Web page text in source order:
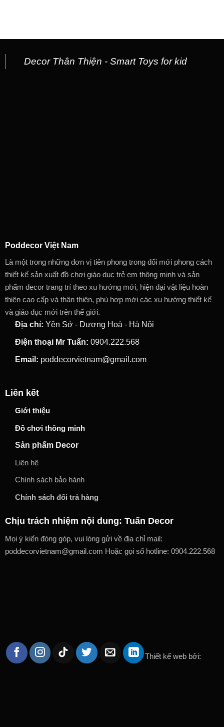
Decor Thân Thiện - Smart Toys for kid
Poddecor Việt Nam
Là một trong những đơn vị tiên phong trong đổi mới phong cách
thiết kế sản xuất đồ chơi giáo dục trẻ em thông minh và sản
phẩm decor trang trí theo xu hướng mới, hiện đại vật liệu hoàn
thiện cao cấp và thân thiện, phù hợp mới các xu hướng thiết kế
và giáo dục mới trên thế giới.
Địa chỉ: Yên Sở - Dương Hoà - Hà Nội
Điện thoại Mr Tuấn: 0904.222.568
Email: poddecorvietnam@gmail.com
Liên kết
Giới thiệu
Đồ chơi thông minh
Sản phẩm Decor
Liên hệ
Chính sách bảo hành
Chính sách đổi trả hàng
Chịu trách nhiệm nội dung: Tuấn Decor
Mọi ý kiến đóng góp, vui lòng gửi về địa chỉ mail:
poddecorvietnam@gmail.com Hoặc gọi số hotline: 0904.222.568
Thiết kế web bởi: